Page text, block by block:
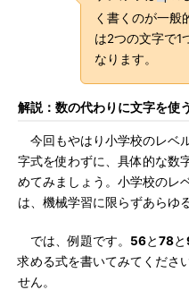
く書くのが一般
は2つの文字で1
なります。
解説：数の代わりに文字を使う
今回もやはり小学校のレベ
字式を使わずに、具体的な数
めてみましょう。小学校のレ
は、機械学習に限らずあらゆ
では、例題です。 56と78と
求める式を書いてみてくださ
せん。